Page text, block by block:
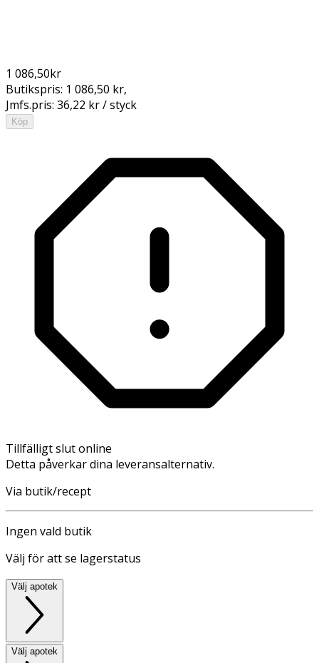
1 086,50kr
Butikspris: 1 086,50 kr,
Jmfs.pris: 36,22 kr / styck
Köp
Tillfälligt slut online
Detta påverkar dina leveransalternativ.
Via butik/recept
Ingen vald butik
Välj för att se lagerstatus
Välj apotek
Välj apotek